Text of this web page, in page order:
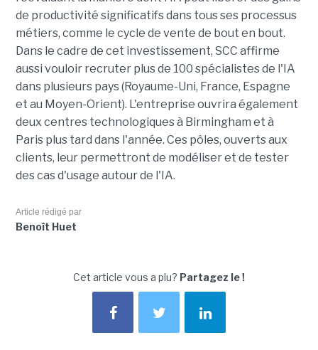
de productivité significatifs dans tous ses processus
métiers, comme le cycle de vente de bout en bout.
Dans le cadre de cet investissement, SCC affirme
aussi vouloir recruter plus de 100 spécialistes de l'IA
dans plusieurs pays (Royaume-Uni, France, Espagne
et au Moyen-Orient). L'entreprise ouvrira également
deux centres technologiques à Birmingham et à
Paris plus tard dans l'année. Ces pôles, ouverts aux
clients, leur permettront de modéliser et de tester
des cas d'usage autour de l'IA.
Article rédigé par
Benoît Huet
Cet article vous a plu? Partagez le !